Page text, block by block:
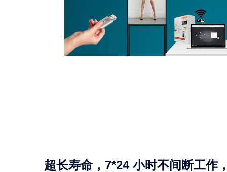
超长寿命，7*24 小时不间断工作